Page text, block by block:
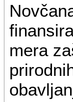
mera